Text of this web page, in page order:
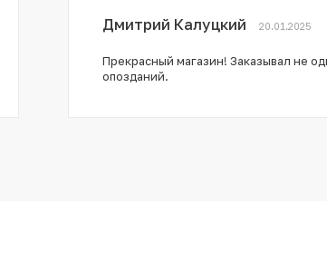
Дмитрий Калуцкий 20.01.2025
Прекрасный магазин! Заказывал не
опозданий.